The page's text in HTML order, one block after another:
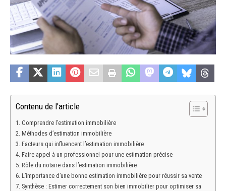
Contenu de l'article
Comprendre l’estimation immobilière
Méthodes d’estimation immobilière
Facteurs qui influencent l’estimation immobilière
Faire appel à un professionnel pour une estimation précise
Rôle du notaire dans l’estimation immobilière
L’importance d’une bonne estimation immobilière pour réussir sa vente
Synthèse : Estimer correctement son bien immobilier pour optimiser sa